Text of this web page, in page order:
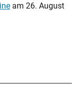
am 26. August